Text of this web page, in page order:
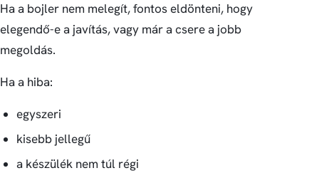
Ha a bojler nem melegít, fontos eldönteni, hogy
elegendő-e a javítás, vagy már a csere a jobb
megoldás.
Ha a hiba:
egyszeri
kisebb jellegű
a készülék nem túl régi